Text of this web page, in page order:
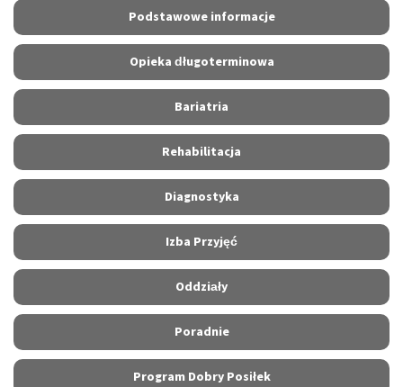
Podstawowe informacje
Opieka długoterminowa
Bariatria
Rehabilitacja
Diagnostyka
Izba Przyjęć
Oddziały
Poradnie
Program Dobry Posiłek